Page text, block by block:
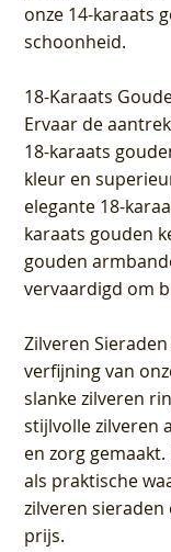
onze 14-karaats
schoonheid.
18-Karaats
Ervaar de
18-karaats
kleur en
elegante 18-
karaats gouden
gouden
vervaardigd om
Zilveren
verfijning van
slanke zilveren
stijlvolle zilveren
en zorg
als praktische
zilveren
prijs.